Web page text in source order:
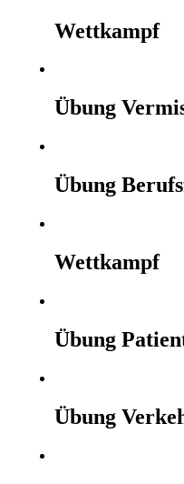
Wettkampf
Übung
Übung
Wettkampf
Übung
Übung